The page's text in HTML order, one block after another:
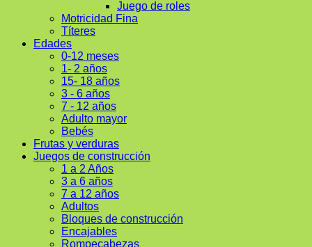
Juego de roles
Motricidad Fina
Títeres
Edades
0-12 meses
1- 2 años
15- 18 años
3 - 6 años
7 - 12 años
Adulto mayor
Bebés
Frutas y verduras
Juegos de construcción
1 a 2 Años
3 a 6 años
7 a 12 años
Adultos
Bloques de construcción
Encajables
Rompecabezas